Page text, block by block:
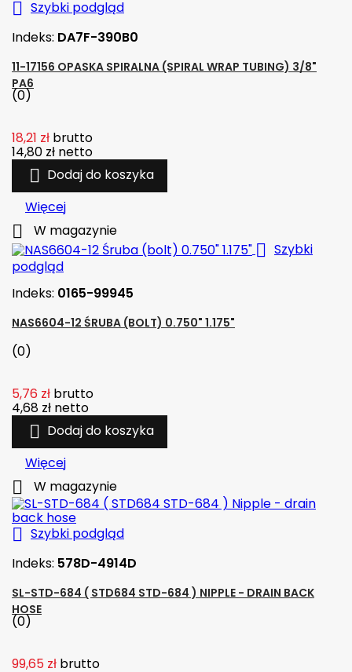
 Szybki podgląd
Indeks: DA7F-390B0
11-17156 OPASKA SPIRALNA (SPIRAL WRAP TUBING) 3/8"
PA6
(0)
18,21 zł brutto
14,80 zł netto
 Dodaj do koszyka
Więcej
 W magazynie
 Szybki
podgląd
Indeks: 0165-99945
NAS6604-12 ŚRUBA (BOLT) 0.750" 1.175"
(0)
5,76 zł brutto
4,68 zł netto
 Dodaj do koszyka
Więcej
 W magazynie
 Szybki podgląd
Indeks: 578D-4914D
SL-STD-684 ( STD684 STD-684 ) NIPPLE - DRAIN BACK
HOSE
(0)
99,65 zł brutto